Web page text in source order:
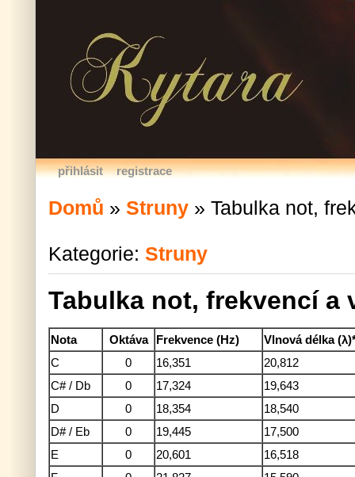
přihlásit registrace
Domů » Struny » Tabulka not,
Kategorie: Struny
Tabulka not, frekvencí a
Nota Oktáva Frekvence (Hz)
Vlnová délka
C
0 16,351
20,812
C# / Db
0 17,324
19,643
D
0 18,354
18,540
D# / Eb
0 19,445
17,500
E
0 20,601
16,518